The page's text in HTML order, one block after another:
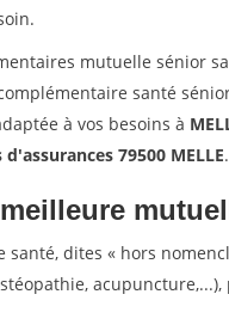
mutuelle sénior
santé
à vos besoins à
79500 MELLE.
santé, dites « hors